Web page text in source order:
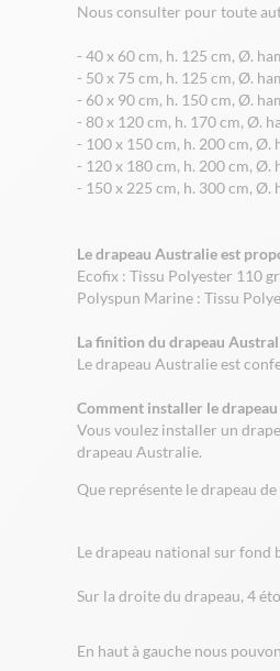
Nous consulter pour toute
- 40 x 60 cm, h. 125 cm, Ø.
- 50 x 75 cm, h. 125 cm, Ø.
- 60 x 90 cm, h. 150 cm, Ø.
- 80 x 120 cm, h. 170 cm, Ø.
- 100 x 150 cm, h. 200 cm, Ø.
- 120 x 180 cm, h. 200 cm, Ø.
- 150 x 225 cm, h. 300 cm, Ø.
Le drapeau Australie est
Ecofix : Tissu Polyester 110
Polyspun Marine : Tissu
La finition du drapeau
Le drapeau Australie est
Comment installer le
Vous voulez installer un
drapeau Australie.
Que représente le drapeau de
Le drapeau national sur fond
Sur la droite du drapeau, 4
En haut à gauche nous